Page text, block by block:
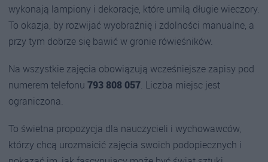
wykonają lampiony i dekoracje, które umilą długie wieczory.
To okazja, by rozwijać wyobraźnię i zdolności manualne, a
przy tym dobrze się bawić w gronie rówieśników.
Na wszystkie zajęcia obowiązują wcześniejsze zapisy pod
numerem telefonu 793 808 057. Liczba miejsc jest
ograniczona.
To świetna propozycja dla nauczycieli i wychowawców,
którzy chcą urozmaicić zajęcia swoich podopiecznych i